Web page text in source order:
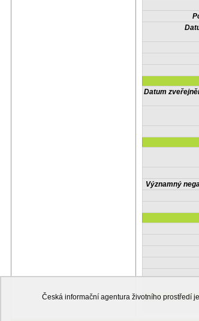
Datum
Významný
Česká informační agentura životního prostředí